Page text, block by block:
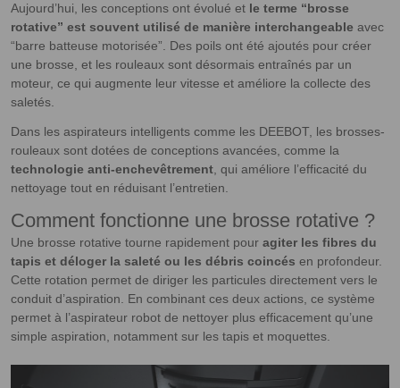
Aujourd’hui, les conceptions ont évolué et le terme “brosse
rotative” est souvent utilisé de manière interchangeable avec
“barre batteuse motorisée”. Des poils ont été ajoutés pour créer
une brosse, et les rouleaux sont désormais entraînés par un
moteur, ce qui augmente leur vitesse et améliore la collecte des
saletés.
Dans les aspirateurs intelligents comme les DEEBOT, les brosses-
rouleaux sont dotées de conceptions avancées, comme la
technologie anti-enchevêtrement , qui améliore l’efficacité du
nettoyage tout en réduisant l’entretien.
Comment fonctionne une brosse rotative ?
Une brosse rotative tourne rapidement pour agiter les fibres du
tapis et déloger la saleté ou les débris coincés en profondeur.
Cette rotation permet de diriger les particules directement vers le
conduit d’aspiration. En combinant ces deux actions, ce système
permet à l’aspirateur robot de nettoyer plus efficacement qu’une
simple aspiration, notamment sur les tapis et moquettes.